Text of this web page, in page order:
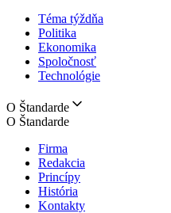
Téma týždňa
Politika
Ekonomika
Spoločnosť
Technológie
O Štandarde
O Štandarde
Firma
Redakcia
Princípy
História
Kontakty